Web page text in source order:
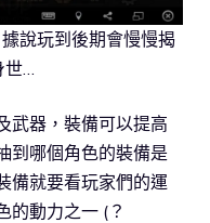
說玩到後期會慢慢揭
…
武器，裝備可以提高
到哪個角色的裝備是
備就要看玩家們的運
的動力之一 (？